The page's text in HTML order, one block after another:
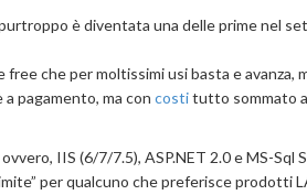
è diventata una delle prime nel
che per moltissimi usi basta e avanza,
pagamento, ma con costitutto sommato
IIS (6/7/7.5), ASP.NET 2.0 e MS-Sql
per qualcuno che preferisce prodotti